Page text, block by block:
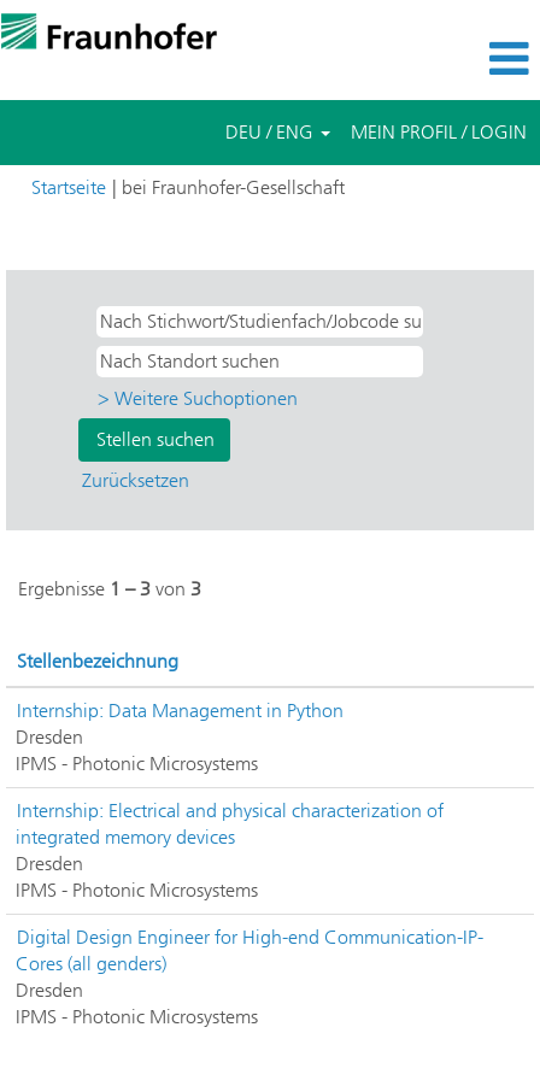
DEU / ENG MEIN PROFIL / LOGIN
Startseite | bei Fraunhofer-Gesellschaft(aktuelle
> Weitere Suchoptionen
Zurücksetzen
Ergebnisse 1 – 3 von 3
Stellenbezeichnung
Internship: Data Management in Python
Dresden
IPMS - Photonic Microsystems
Internship: Electrical and physical characterization of
integrated memory devices
Dresden
IPMS - Photonic Microsystems
Digital Design Engineer for High-end Communication-IP-
Cores (all genders)
Dresden
IPMS - Photonic Microsystems